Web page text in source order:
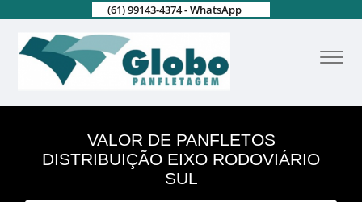
(61) 99143-4374 - WhatsApp
VALOR DE PANFLETOS
DISTRIBUIÇÃO EIXO RODOVIÁRIO
SUL